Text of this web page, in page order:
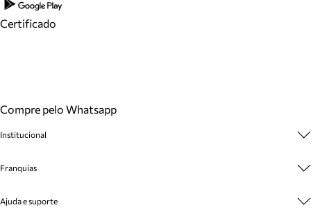
Certificado
Compre pelo Whatsapp
Institucional
Cashback
Venda Corporativa
Franquias
Plano de Negócio
Ajuda e suporte